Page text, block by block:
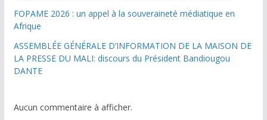
FOPAME 2026 : un appel à la souveraineté médiatique en
Afrique
ASSEMBLÉE GÉNÉRALE D’INFORMATION DE LA MAISON DE
LA PRESSE DU MALI: discours du Président Bandiougou
DANTE
Aucun commentaire à afficher.